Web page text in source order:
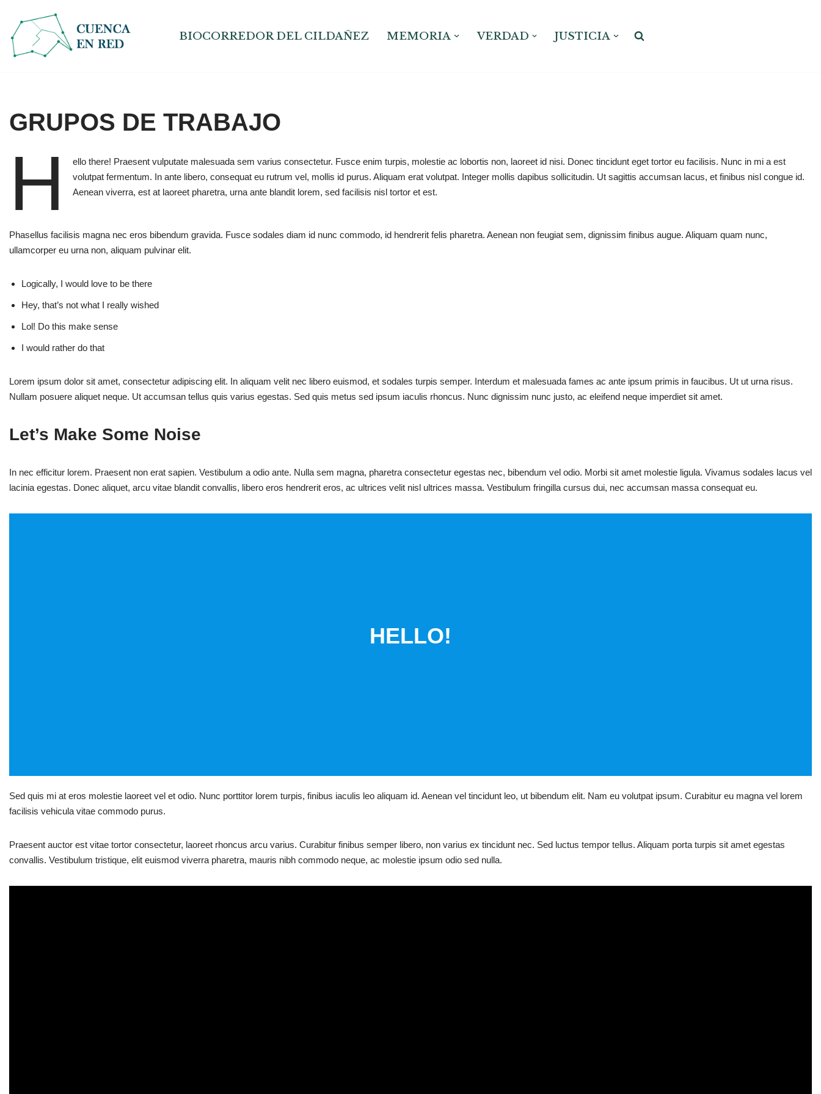
Ir
al
BIOCORREDOR DEL CILDAÑEZ MEMORIA VERDAD JUSTICIA
GRUPOS DE TRABAJO
H
ello there! Praesent vulputate malesuada sem varius consectetur. Fusce enim turpis, molestie ac lobortis non, laoreet id nisi. Donec tincidunt eget tortor eu facilisis. Nunc in mi a est
volutpat fermentum. In ante libero, consequat eu rutrum vel, mollis id purus. Aliquam erat volutpat. Integer mollis dapibus sollicitudin. Ut sagittis accumsan lacus, et finibus nisl congue id.
Aenean viverra, est at laoreet pharetra, urna ante blandit lorem, sed facilisis nisl tortor et est.
Phasellus facilisis magna nec eros bibendum gravida. Fusce sodales diam id nunc commodo, id hendrerit felis pharetra. Aenean non feugiat sem, dignissim finibus augue. Aliquam quam nunc,
ullamcorper eu urna non, aliquam pulvinar elit.
Logically, I would love to be there
Hey, that’s not what I really wished
Lol! Do this make sense
I would rather do that
Lorem ipsum dolor sit amet, consectetur adipiscing elit. In aliquam velit nec libero euismod, et sodales turpis semper. Interdum et malesuada fames ac ante ipsum primis in faucibus. Ut ut urna risus.
Nullam posuere aliquet neque. Ut accumsan tellus quis varius egestas. Sed quis metus sed ipsum iaculis rhoncus. Nunc dignissim nunc justo, ac eleifend neque imperdiet sit amet.
Let’s Make Some Noise
In nec efficitur lorem. Praesent non erat sapien. Vestibulum a odio ante. Nulla sem magna, pharetra consectetur egestas nec, bibendum vel odio. Morbi sit amet molestie ligula. Vivamus sodales lacus vel
lacinia egestas. Donec aliquet, arcu vitae blandit convallis, libero eros hendrerit eros, ac ultrices velit nisl ultrices massa. Vestibulum fringilla cursus dui, nec accumsan massa consequat eu.
HELLO!
Sed quis mi at eros molestie laoreet vel et odio. Nunc porttitor lorem turpis, finibus iaculis leo aliquam id. Aenean vel tincidunt leo, ut bibendum elit. Nam eu volutpat ipsum. Curabitur eu magna vel lorem
facilisis vehicula vitae commodo purus.
Praesent auctor est vitae tortor consectetur, laoreet rhoncus arcu varius. Curabitur finibus semper libero, non varius ex tincidunt nec. Sed luctus tempor tellus. Aliquam porta turpis sit amet egestas
convallis. Vestibulum tristique, elit euismod viverra pharetra, mauris nibh commodo neque, ac molestie ipsum odio sed nulla.